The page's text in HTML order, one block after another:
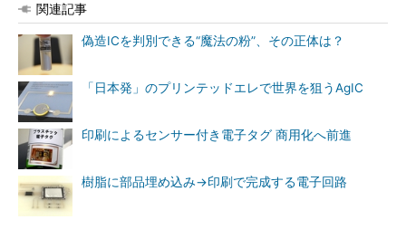
関連記事
偽造ICを判別できる“魔法の粉”、その正体は？
「日本発」のプリンテッドエレで世界を狙うAgIC
印刷によるセンサー付き電子タグ 商用化へ前進
樹脂に部品埋め込み→印刷で完成する電子回路